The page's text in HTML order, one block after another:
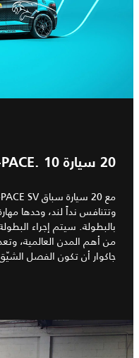
20 سيارة I‑PACE. 10 سباقات. فائز واحد.
وتتنافس نداً لند، وحدها
بالبطولة. سيتم إجراء
جاكوار أن تكون الفصل